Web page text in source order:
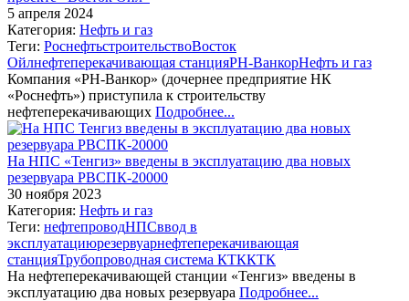
5 апреля 2024
Категория: Нефть и газ
Теги: РоснефтьстроительствоВосток
Ойлнефтеперекачивающая станцияРН-ВанкорНефть и газ
Компания «РН-Ванкор» (дочернее предприятие НК
«Роснефть») приступила к строительству
нефтеперекачивающих Подробнее...
На НПС «Тенгиз» введены в эксплуатацию два новых
резервуара РВСПК-20000
30 ноября 2023
Категория: Нефть и газ
Теги: нефтепроводНПСввод в
эксплуатациюрезервуарнефтеперекачивающая
станцияТрубопроводная система КТККТК
На нефтеперекачивающей станции «Тенгиз» введены в
эксплуатацию два новых резервуара Подробнее...